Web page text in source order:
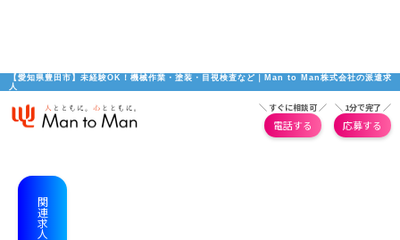
【愛知県豊田市】未経験OK！機械作業・塗装・目視検査など｜Man to Man株式会社の派遣求
人
＼ すぐに相談可 ／
電話する
＼ 1分で完了 ／
応募する
関連求人